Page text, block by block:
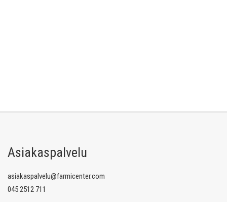
Asiakaspalvelu
asiakaspalvelu@farmicenter.com
045 2512 711